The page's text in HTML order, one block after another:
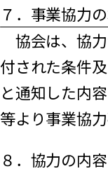
７．事業協力
協会は、協
付された条件
と通知した内
等より事業協
８．協力の内容